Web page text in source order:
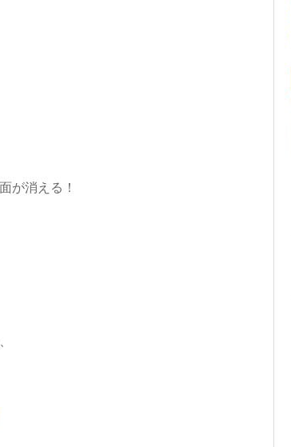
が消える！